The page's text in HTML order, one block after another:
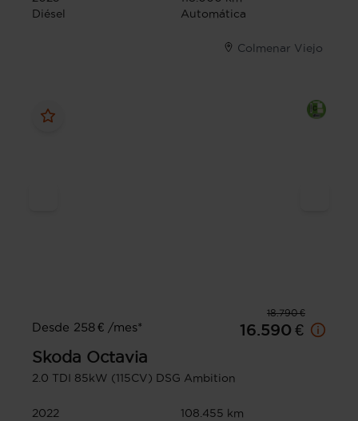
Diésel
Automática
Colmenar Viejo
18.790 €
Desde 258 € /mes*
16.590 €
Skoda Octavia
2.0 TDI 85kW (115CV) DSG Ambition
2022
108.455 km